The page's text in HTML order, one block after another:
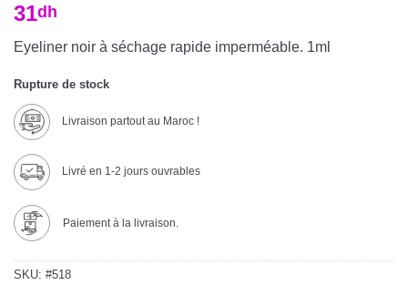
31dh
Eyeliner noir à séchage rapide imperméable. 1ml
Rupture de stock
Livraison partout au Maroc !
Livré en 1-2 jours ouvrables
Paiement à la livraison.
SKU: #518